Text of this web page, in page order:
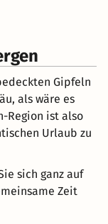
Gipfeln
als wäre es
Region ist also
Urlaub zu
sich ganz auf
Zeit